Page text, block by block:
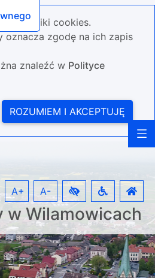
pliki cookies.
oznacza zgodę na ich zapis
znaleźć w Polityce
ROZUMIEM I AKCEPTUJĘ
w Wilamowicach
A+ A-